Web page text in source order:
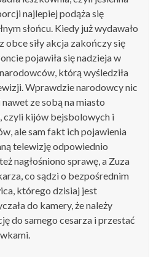
najlepiej podąża się
słońcu. Kiedy już wydawało
obce siły akcja zakończy się
pojawiła się nadzieja w
którą wyśledziła
Wprawdzie narodowcy nic
ze sobą na miasto
czyli kijów bejsbolowych i
ale sam fakt ich pojawienia
telewizję odpowiednio
nagłośniono sprawę, a Zuza
co sądzi o bezpośrednim
którego dzisiaj jest
do kamery, że należy
do samego cesarza i przestać